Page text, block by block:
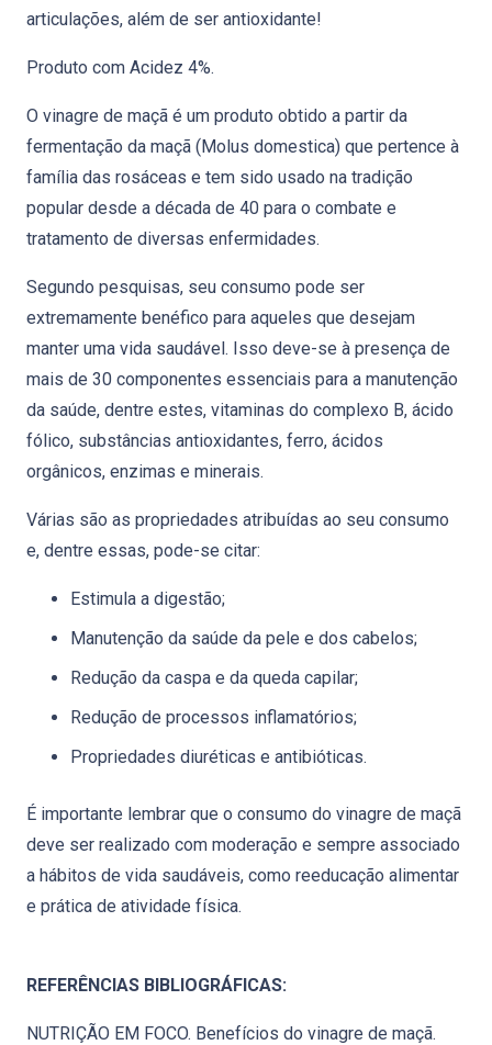
articulações, além de ser antioxidante!
Produto com Acidez 4%.
O vinagre de maçã é um produto obtido a partir da
fermentação da maçã (Molus domestica) que pertence à
família das rosáceas e tem sido usado na tradição
popular desde a década de 40 para o combate e
tratamento de diversas enfermidades.
Segundo pesquisas, seu consumo pode ser
extremamente benéfico para aqueles que desejam
manter uma vida saudável. Isso deve-se à presença de
mais de 30 componentes essenciais para a manutenção
da saúde, dentre estes, vitaminas do complexo B, ácido
fólico, substâncias antioxidantes, ferro, ácidos
orgânicos, enzimas e minerais.
Várias são as propriedades atribuídas ao seu consumo
e, dentre essas, pode-se citar:
Estimula a digestão;
Manutenção da saúde da pele e dos cabelos;
Redução da caspa e da queda capilar;
Redução de processos inflamatórios;
Propriedades diuréticas e antibióticas.
É importante lembrar que o consumo do vinagre de maçã
deve ser realizado com moderação e sempre associado
a hábitos de vida saudáveis, como reeducação alimentar
e prática de atividade física.
REFERÊNCIAS BIBLIOGRÁFICAS:
NUTRIÇÃO EM FOCO. Benefícios do vinagre de maçã.